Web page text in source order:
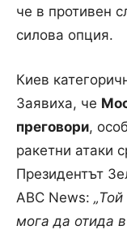
че в противен
силова опция.
Киев
Заявиха, че
преговори,
ракетни атаки
Президентът
ABC News:
мога да отида